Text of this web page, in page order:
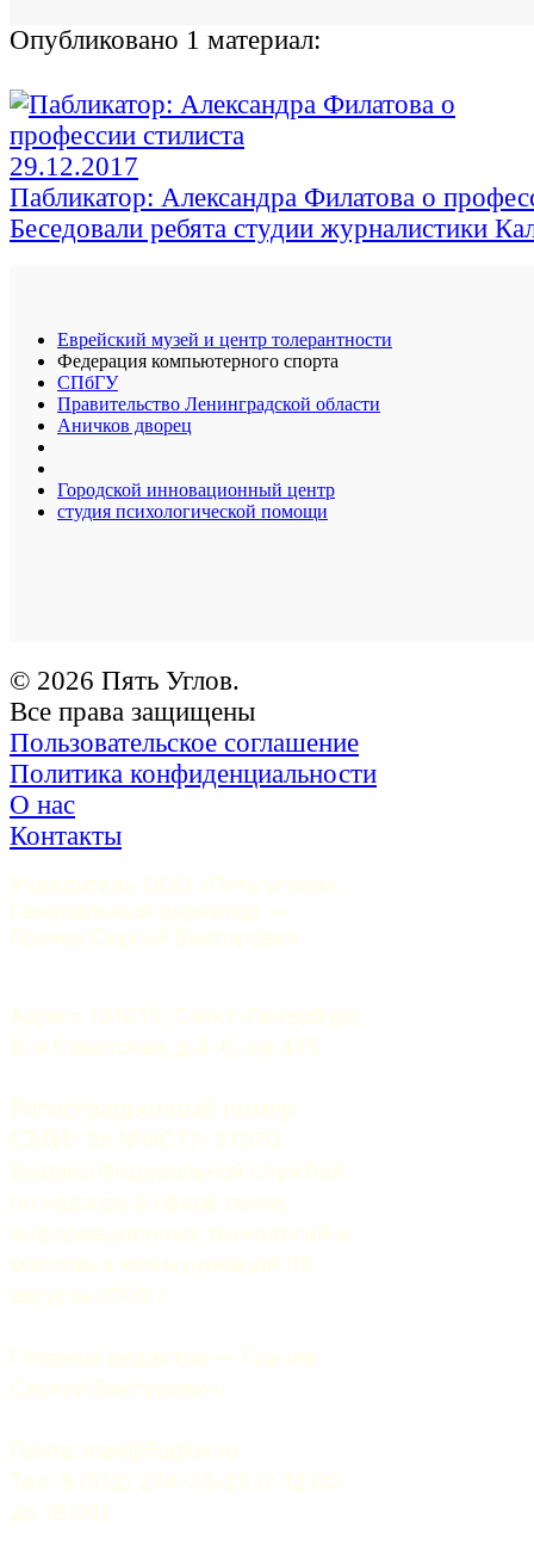
Опубликовано 1 материал:
29.12.2017
Пабликатор: Александра Филатова о
Беседовали ребята студии журналистики
Еврейский музей и центр толерантности
Федерация компьютерного спорта
СПбГУ
Правительство Ленинградской области
Аничков дворец
Городской инновационный центр
студия психологической помощи
© 2026 Пять Углов.
Все права защищены
Пользовательское соглашение
Политика конфиденциальности
О нас
Контакты
Учредитель ООО «Пять углов».
Генеральный директор —
Грачев Сергей Викторович
Адрес: 191015, Санкт-Петербург,
9-я Советская, д.4-6, оф.415
Регистрационный номер
СМИ: Эл №ФС77-37070.
Выдано Федеральной службой
по надзору в сфере связи,
информационных технологий и
массовых коммуникаций 06
августа 2009 г.
Главный редактор — Грачев
Сергей Викторович.
Почта: mail@5uglov.ru
Тел. 8 (812) 274-35-25 (c 12.00
до 18.00)